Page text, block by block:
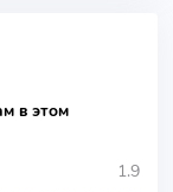
в этом
1.9